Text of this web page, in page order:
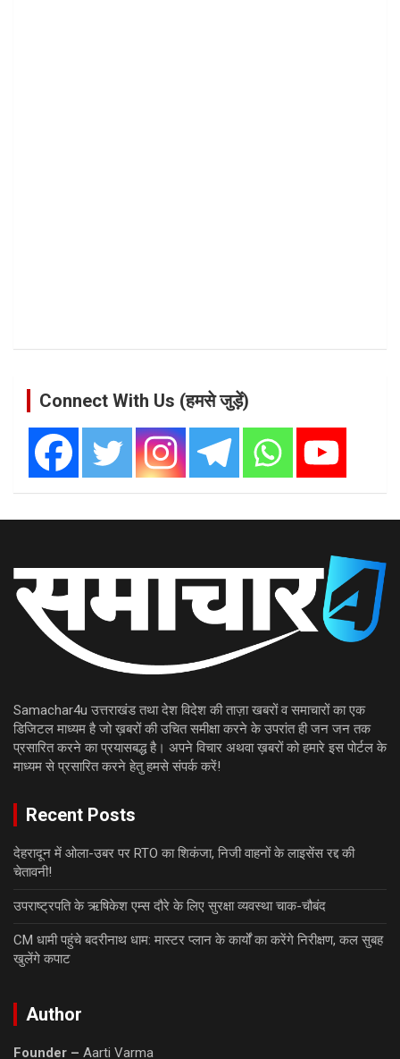
Connect With Us (हमसे जुड़ें)
Samachar4u उत्तराखंड तथा देश विदेश की ताज़ा खबरों व समाचारों का एक
डिजिटल माध्यम है जो ख़बरों की उचित समीक्षा करने के उपरांत ही जन जन तक
प्रसारित करने का प्रयासबद्ध है। अपने विचार अथवा ख़बरों को हमारे इस पोर्टल के
माध्यम से प्रसारित करने हेतु हमसे संपर्क करें!
Recent Posts
देहरादून में ओला-उबर पर RTO का शिकंजा, निजी वाहनों के लाइसेंस रद्द की
चेतावनी!
उपराष्ट्रपति के ऋषिकेश एम्स दौरे के लिए सुरक्षा व्यवस्था चाक-चौबंद
CM धामी पहुंचे बदरीनाथ धाम: मास्टर प्लान के कार्यों का करेंगे निरीक्षण, कल सुबह
खुलेंगे कपाट
Author
Founder – Aarti Varma